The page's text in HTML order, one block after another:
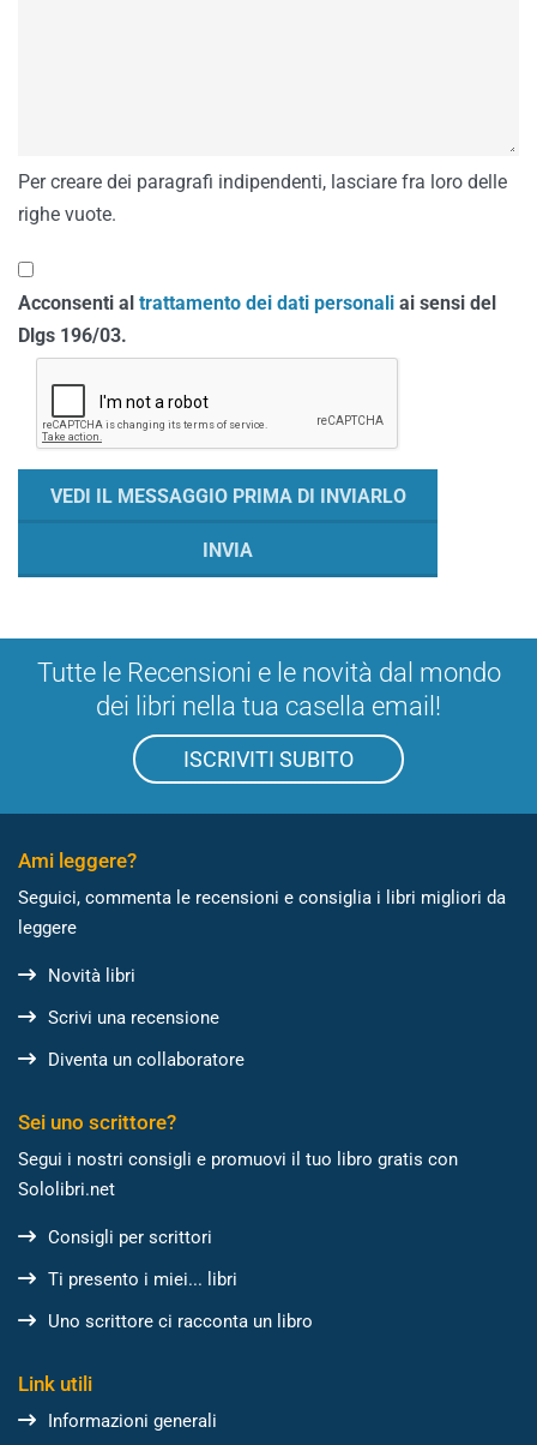
Per creare dei paragrafi indipendenti, lasciare fra loro delle
righe vuote.
Acconsenti al trattamento dei dati personali ai sensi del
Dlgs 196/03.
Tutte le Recensioni e le novità dal mondo
dei libri nella tua casella email!
ISCRIVITI SUBITO
Ami leggere?
Seguici, commenta le recensioni e consiglia i libri migliori da
leggere
Novità libri
Scrivi una recensione
Diventa un collaboratore
Sei uno scrittore?
Segui i nostri consigli e promuovi il tuo libro gratis con
Sololibri.net
Consigli per scrittori
Ti presento i miei... libri
Uno scrittore ci racconta un libro
Link utili
Informazioni generali